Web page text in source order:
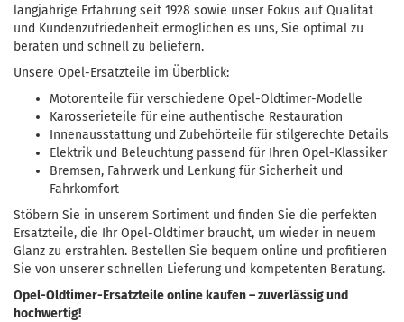
langjährige Erfahrung seit 1928 sowie unser Fokus auf Qualität
und Kundenzufriedenheit ermöglichen es uns, Sie optimal zu
beraten und schnell zu beliefern.
Unsere Opel-Ersatzteile im Überblick:
Motorenteile für verschiedene Opel-Oldtimer-Modelle
Karosserieteile für eine authentische Restauration
Innenausstattung und Zubehörteile für stilgerechte Details
Elektrik und Beleuchtung passend für Ihren Opel-Klassiker
Bremsen, Fahrwerk und Lenkung für Sicherheit und
Fahrkomfort
Stöbern Sie in unserem Sortiment und finden Sie die perfekten
Ersatzteile, die Ihr Opel-Oldtimer braucht, um wieder in neuem
Glanz zu erstrahlen. Bestellen Sie bequem online und profitieren
Sie von unserer schnellen Lieferung und kompetenten Beratung.
Opel-Oldtimer-Ersatzteile online kaufen – zuverlässig und
hochwertig!